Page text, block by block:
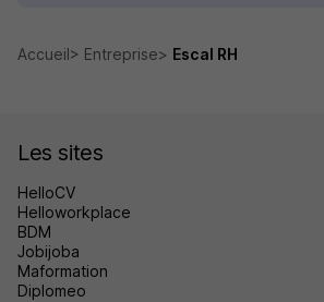
Accueil Entreprise Escal RH
Les sites
HelloCV
Helloworkplace
BDM
Jobijoba
Maformation
Diplomeo